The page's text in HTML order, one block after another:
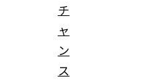
チ
ャ
ン
ス